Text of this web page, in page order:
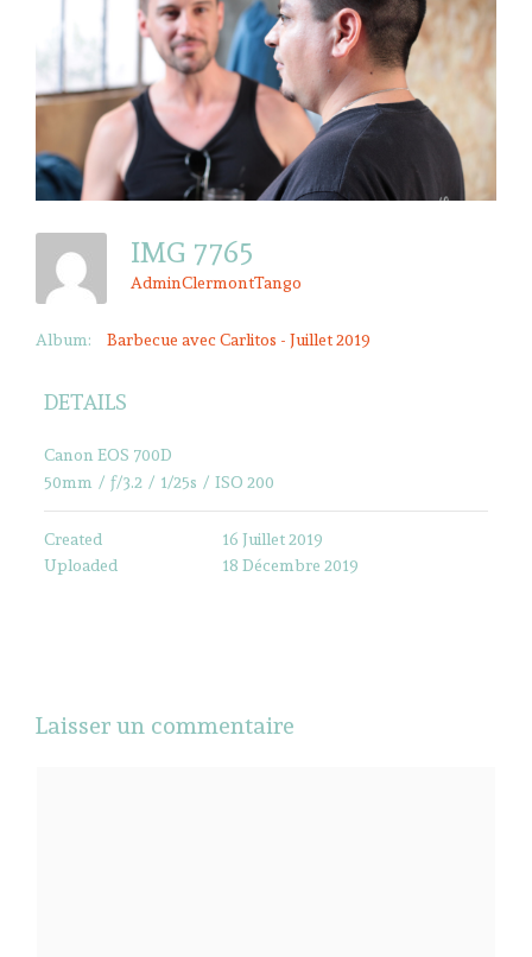
IMG 7765
AdminClermontTango
Album: Barbecue avec Carlitos - Juillet 2019
DETAILS
Canon EOS 700D
50mm / ƒ/3.2 / 1/25s / ISO 200
Created
16 Juillet 2019
Uploaded
18 Décembre 2019
Laisser un commentaire